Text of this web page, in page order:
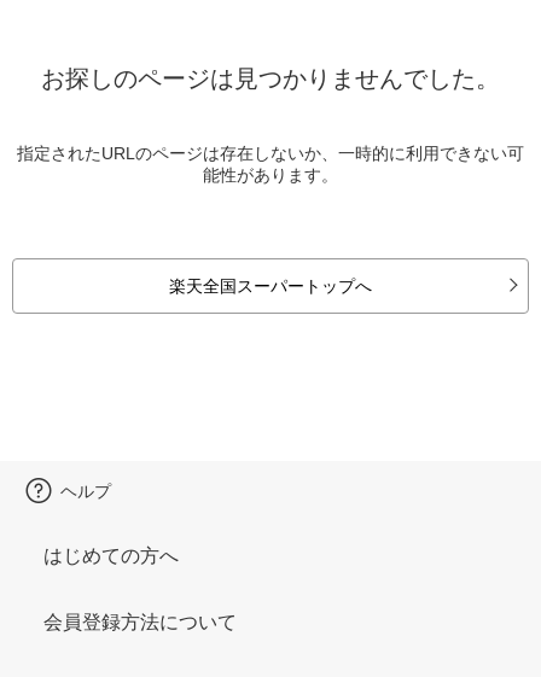
お探しのページは見つかりませんでした。
指定されたURLのページは存在しないか、一時的に利用できない可
能性があります。
楽天全国スーパートップへ
ヘルプ
はじめての方へ
会員登録方法について